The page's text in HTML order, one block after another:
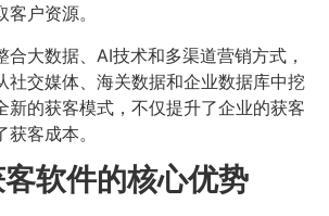
户资源。
合大数据、AI技术和多渠道营销方式，
社交媒体、海关数据和企业数据库中挖
新的获客模式，不仅提升了企业的获客
客成本。
软件的核心优势